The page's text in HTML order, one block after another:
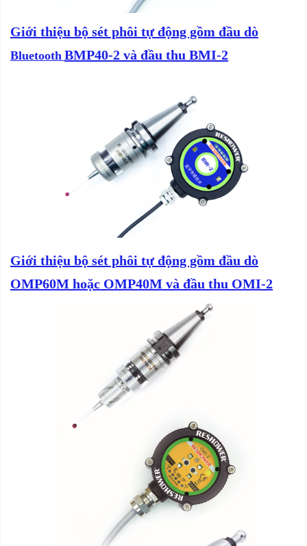
Giới thiệu bộ sét phôi tự động gồm đầu dò
Bluetooth BMP40-2 và đầu thu BMI-2
Giới thiệu bộ sét phôi tự động gồm đầu dò
OMP60M hoặc OMP40M và đầu thu OMI-2